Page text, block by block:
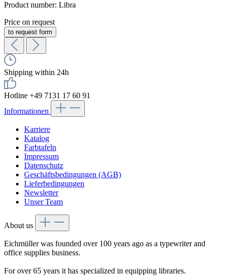
Product number: Libra
Price on request
to request form
Shipping within 24h
Hotline +49 7131 17 60 91
Informationen
Karriere
Katalog
Farbtafeln
Impressum
Datenschutz
Geschäftsbedingungen (AGB)
Lieferbedingungen
Newsletter
Unser Team
About us
Eichmüller was founded over 100 years ago as a typewriter and
office supplies business.
For over 65 years it has specialized in equipping libraries.